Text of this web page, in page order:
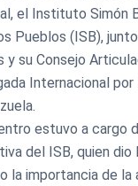
el Instituto Simón
Pueblos (ISB),
su Consejo
Internacional por
estuvo a cargo
del ISB, quien dio
la importancia de la